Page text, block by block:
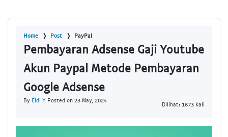
Home Post PayPal
Pembayaran Adsense Gaji Youtube
Akun Paypal Metode Pembayaran
Google Adsense
By Eldi Y Posted on 23 May, 2024
Dilihat: 1673 kali